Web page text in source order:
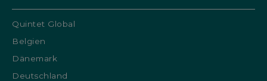
Quintet Global
Belgien
Dänemark
Deutschland